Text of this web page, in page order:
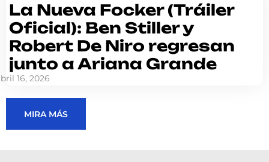
La Nueva Focker (Tráiler
Oficial): Ben Stiller y
Robert De Niro regresan
junto a Ariana Grande
16, 2026
MIRA MÁS